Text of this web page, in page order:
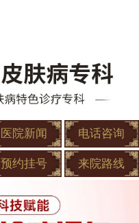
医院新闻 电话咨询
预约挂号 来院路线